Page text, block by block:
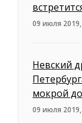
09 июля
Невский
мокрой
09 июля